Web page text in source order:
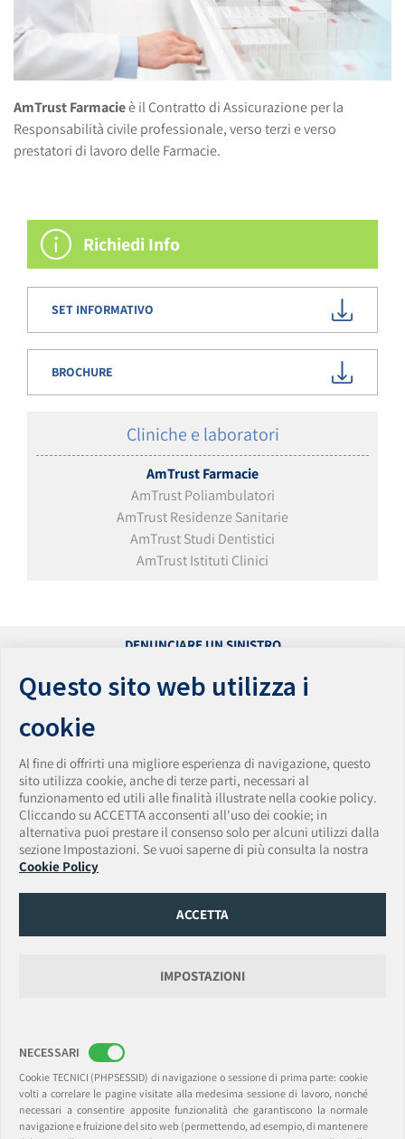
AmTrust Farmacieè il Contratto di Assicurazione per la
Responsabilità civile professionale, verso terzi e verso
prestatori di lavoro delle Farmacie.
Richiedi Info
SET INFORMATIVO
BROCHURE
Cliniche e laboratori
AmTrust Farmacie
AmTrust Poliambulatori
AmTrust Residenze Sanitarie
AmTrust Studi Dentistici
AmTrust Istituti Clinici
DENUNCIARE UN SINISTRO
ACCESSIBILITÀ
VULNERABILITY DISCLOSURE POLICY
AmTrust Assicurazioni S.p.A.
Sede Legale: Via Clerici • 14 • 20121 Milano • Italia
Tel. + 39 0283438150 • Fax + 39 0283438174
PEC:amtrust.assicurazioni@pec.it• Email:
amtrust.assicurazioni@amtrustgroup.com
Capitale Sociale € 5.500.000,00 • P.IVA e C.F. 01917540518 • Data iscrizione Registro
Numero REA MI-2562338 Provvedimento autorizzazione ISVAP n. 2595 del
14/03/2008
Gruppo di appartenenza AmTrust Financial Services, Inc. (AFSI).
Rappresentanza Generale per l’Italia: Via Clerici, 14 • 20121 Milano
Sede Legale: 6-8 College Green, Dublin 2, Ireland. D02 VP48 (Registered Office)
(t) +39.0283438150 • (f) +39.0283438174
PEC: amtrustsuccursaleitalia@legalmail.itEmail:milan@amtrustgroup.com
Capitale sociale e Riserve € 41.000.000,00 • C.F./P.I. 09477630967 R.I. Milano • REA
C.C.I.A.A. Milano 2093047
Questo sito web utilizza i
cookie
Al fine di offrirti una migliore esperienza di navigazione, questo
sito utilizza cookie, anche di terze parti, necessari al
funzionamento ed utili alle finalità illustrate nella cookie policy.
Cliccando su ACCETTA acconsenti all'uso dei cookie; in
alternativa puoi prestare il consenso solo per alcuni utilizzi dalla
sezione Impostazioni. Se vuoi saperne di più consulta la nostra
Cookie Policy
ACCETTA
IMPOSTAZIONI
NECESSARI
Cookie TECNICI (PHPSESSID) di navigazione o sessione di prima parte: cookie
volti a correlare le pagine visitate alla medesima sessione di lavoro, nonché
necessari a consentire apposite funzionalità che garantiscono la normale
navigazione e fruizione del sito web (permettendo, ad esempio, di mantenere